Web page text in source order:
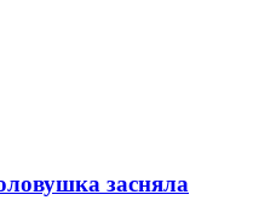
засняла